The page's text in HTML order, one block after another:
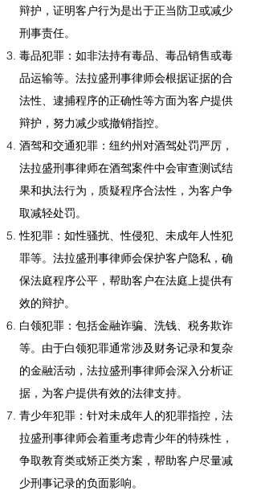
辩护，证明客户行为是出于正当防卫或减少
刑事责任。
毒品犯罪：如非法持有毒品、毒品销售或毒
品运输等。法拉盛刑事律师会根据证据的合
法性、逮捕程序的正确性等方面为客户提供
辩护，努力减少或撤销指控。
酒驾和交通犯罪：纽约州对酒驾处罚严厉，
法拉盛刑事律师在酒驾案件中会审查测试结
果和执法行为，质疑程序合法性，为客户争
取减轻处罚。
性犯罪：如性骚扰、性侵犯、未成年人性犯
罪等。法拉盛刑事律师会保护客户隐私，确
保法庭程序公平，帮助客户在法庭上提供有
效的辩护。
白领犯罪：包括金融诈骗、洗钱、税务欺诈
等。由于白领犯罪通常涉及财务记录和复杂
的金融活动，法拉盛刑事律师会深入分析证
据，为客户提供有效的法律支持。
青少年犯罪：针对未成年人的犯罪指控，法
拉盛刑事律师会着重考虑青少年的特殊性，
争取教育类或矫正类方案，帮助客户尽量减
少刑事记录的负面影响。